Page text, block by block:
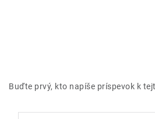
Buďte prvý, kto napíše príspevok k